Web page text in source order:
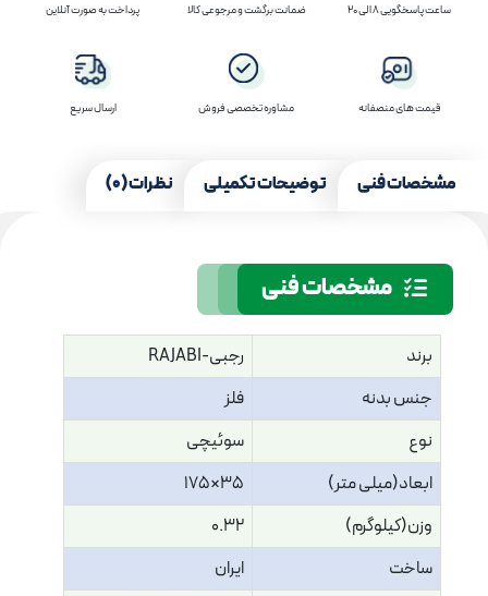
ساعت پاسخگویی 8 الی 20 ضمانت برگشت و مرجوعی کالا پرداخت به صورت آنلاین
قیمت های منصفانه مشاوره تخصصی فروش ارسال سریع
مشخصات فنی توضیحات تکمیلی نظرات (0)
مشخصات فنی
برند
رجبی-RAJABI
جنس بدنه
فلز
نوع
سوئیچی
ابعاد(میلی متر)
35×175
وزن(کیلوگرم)
0.32
ساخت
ایران